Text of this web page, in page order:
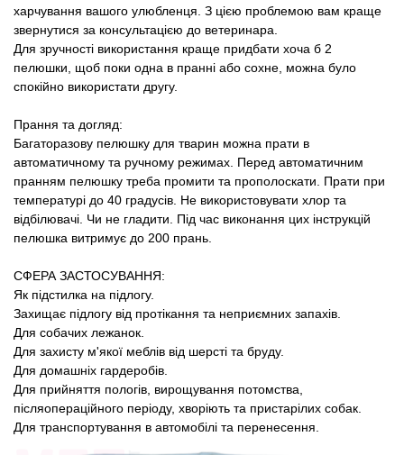
харчування вашого улюбленця. З цією проблемою вам краще
звернутися за консультацією до ветеринара.
Для зручності використання краще придбати хоча б 2
пелюшки, щоб поки одна в пранні або сохне, можна було
спокійно використати другу.
Прання та догляд:
Багаторазову пелюшку для тварин можна прати в
автоматичному та ручному режимах. Перед автоматичним
пранням пелюшку треба промити та прополоскати. Прати при
температурі до 40 градусів. Не використовувати хлор та
відбілювачі. Чи не гладити. Під час виконання цих інструкцій
пелюшка витримує до 200 прань.
СФЕРА ЗАСТОСУВАННЯ:
Як підстилка на підлогу.
Захищає підлогу від протікання та неприємних запахів.
Для собачих лежанок.
Для захисту м'якої меблів від шерсті та бруду.
Для домашніх гардеробів.
Для прийняття пологів, вирощування потомства,
післяопераційного періоду, хворіють та пристарілих собак.
Для транспортування в автомобілі та перенесення.